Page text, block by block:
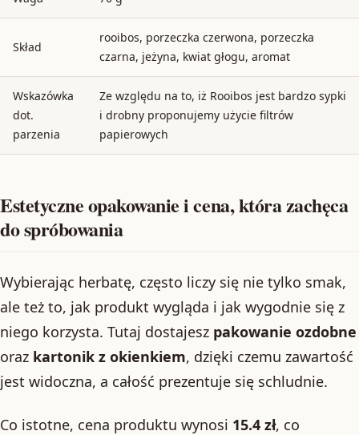
Skład
rooibos, porzeczka czerwona, porzeczka
czarna, jeżyna, kwiat głogu, aromat
Wskazówka
dot.
parzenia
Ze względu na to, iż Rooibos jest bardzo sypki
i drobny proponujemy użycie filtrów
papierowych
Estetyczne opakowanie i cena, która zachęca
do spróbowania
Wybierając herbatę, często liczy się nie tylko smak,
ale też to, jak produkt wygląda i jak wygodnie się z
niego korzysta. Tutaj dostajesz pakowanie ozdobne
oraz kartonik z okienkiem, dzięki czemu zawartość
jest widoczna, a całość prezentuje się schludnie.
Co istotne, cena produktu wynosi 15.4 zł, co